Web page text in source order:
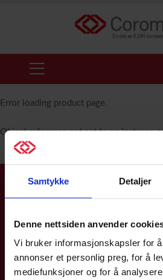
Samtykke Detaljer
Denne nettsiden anvender
Vi bruker informasjonskapsler for
annonser et personlig preg, for å
mediefunksjoner og for å
Error loading product page.
Object reference not set to an instance
Service & support 24/7
datakommunikasjon for kritiske
serviceselskap og en uavhengig
fokuserer på den beste løsningen for